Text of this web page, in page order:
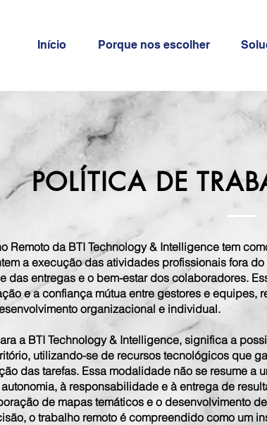
Início Porque nos escolher
POLÍTICA DE
Remoto da BTI Technology & Intelligence tem
a execução das atividades profissionais fora
das entregas e o bem-estar dos colaboradores.
e a confiança mútua entre gestores e equipes,
organizacional e individual.
a BTI Technology & Intelligence, significa a
utilizando-se de recursos tecnológicos que
das tarefas. Essa modalidade não se resume a
à responsabilidade e à entrega de
de mapas temáticos e o desenvolvimento
o trabalho remoto é compreendido como um